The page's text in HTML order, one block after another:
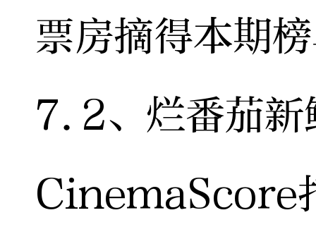
票房摘得本期
7.2、烂番茄
CinemaScore